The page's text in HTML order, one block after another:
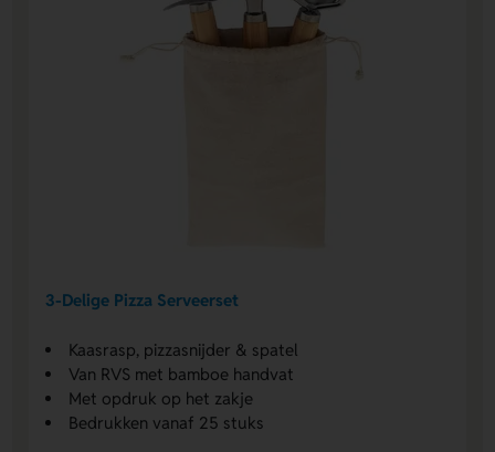
3-Delige Pizza Serveerset
Kaasrasp, pizzasnijder & spatel
Van RVS met bamboe handvat
Met opdruk op het zakje
Bedrukken vanaf 25 stuks